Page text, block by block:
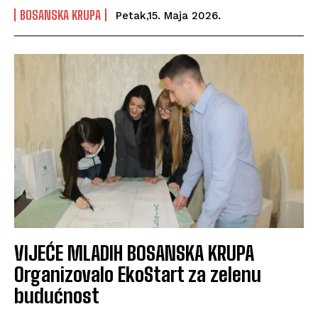
BOSANSKA KRUPA Petak,15. Maja 2026.
VIJEĆE MLADIH BOSANSKA KRUPA
Organizovalo EkoStart za zelenu
budućnost